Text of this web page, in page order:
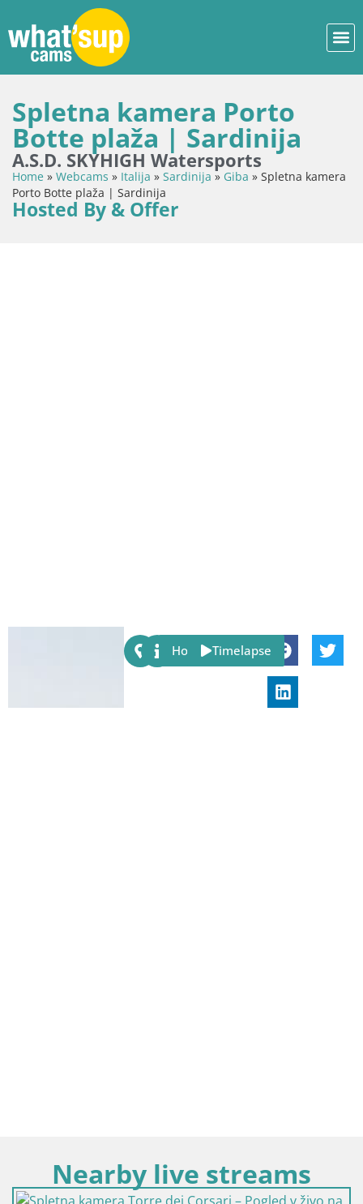
Spletna kamera Porto
Botte plaža | Sardinija
A.S.D. SKYHIGH Watersports
Home » Webcams » Italija » Sardinija » Giba » Spletna kamera
Porto Botte plaža | Sardinija
Hosted By & Offer
Share:
Host Timelapse
Nearby live streams